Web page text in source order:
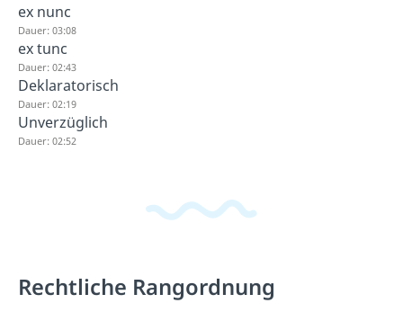
ex nunc
Dauer: 03:08
ex tunc
Dauer: 02:43
Deklaratorisch
Dauer: 02:19
Unverzüglich
Dauer: 02:52
Rechtliche Rangordnung